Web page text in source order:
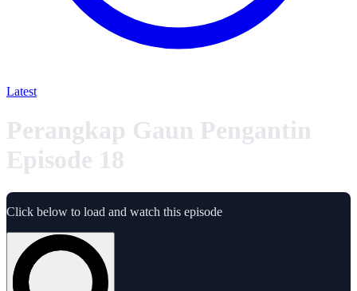
Latest
Perangkap Gaun Pengantin
Episode 18
Click below to load and watch this episode